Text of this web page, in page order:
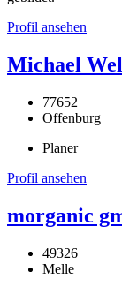
Profil ansehen
Michael
77652
Offenburg
Planer
Profil ansehen
morganic
49326
Melle